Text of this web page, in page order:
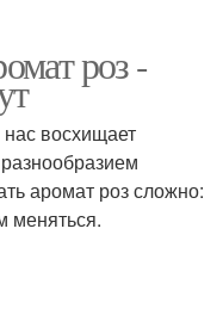
роз -
восхищает
аромат роз сложно:
меняться.